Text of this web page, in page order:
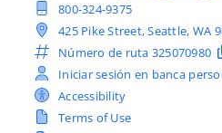
800-324-9375
425 Pike Street, Seattle, WA
Número de ruta 325070980
Iniciar sesión en banca
Accessibility
Terms of Use